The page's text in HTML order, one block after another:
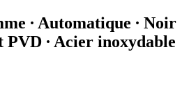
∙ Automatique ∙ Noir
PVD ∙ Acier inoxydable